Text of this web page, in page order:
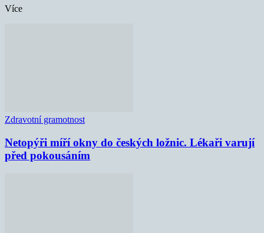
Více
Zdravotní gramotnost
Netopýři míří okny do českých ložnic. Lékaři varují
před pokousáním